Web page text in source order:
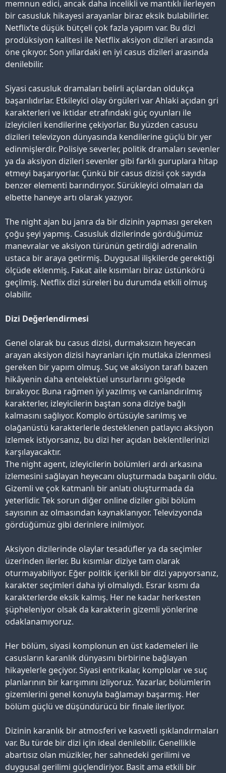
memnun edici, ancak daha incelikli ve mantıklı ilerleyen
bir casusluk hikayesi arayanlar biraz eksik bulabilirler.
Netflix’te düşük bütçeli çok fazla yapım var. Bu dizi
prodüksiyon kalitesi ile Netflix aksiyon dizileri arasında
öne çıkıyor. Son yıllardaki en iyi casus dizileri arasında
denilebilir.
Siyasi casusluk dramaları belirli açılardan oldukça
başarılıdırlar. Etkileyici olay örgüleri var Ahlaki açıdan gri
karakterleri ve iktidar etrafındaki güç oyunları ile
izleyicileri kendilerine çekiyorlar. Bu yüzden casusu
dizileri televizyon dünyasında kendilerine güçlü bir yer
edinmişlerdir. Polisiye severler, politik dramaları sevenler
ya da aksiyon dizileri sevenler gibi farklı guruplara hitap
etmeyi başarıyorlar. Çünkü bir casus dizisi çok sayıda
benzer elementi barındırıyor. Sürükleyici olmaları da
elbette haneye artı olarak yazıyor.
The night ajan bu janra da bir dizinin yapması gereken
çoğu şeyi yapmış. Casusluk dizilerinde gördüğümüz
manevralar ve aksiyon türünün getirdiği adrenalin
ustaca bir araya getirmiş. Duygusal ilişkilerde gerektiği
ölçüde eklenmiş. Fakat aile kısımları biraz üstünkörü
geçilmiş. Netflix dizi süreleri bu durumda etkili olmuş
olabilir.
Dizi Değerlendirmesi
Genel olarak bu casus dizisi, durmaksızın heyecan
arayan aksiyon dizisi hayranları için mutlaka izlenmesi
gereken bir yapım olmuş. Suç ve aksiyon tarafı bazen
hikâyenin daha entelektüel unsurlarını gölgede
bırakıyor. Buna rağmen iyi yazılmış ve canlandırılmış
karakterler, izleyicilerin baştan sona diziye bağlı
kalmasını sağlıyor. Komplo örtüsüyle sarılmış ve
olağanüstü karakterlerle desteklenen patlayıcı aksiyon
izlemek istiyorsanız, bu dizi her açıdan beklentilerinizi
karşılayacaktır.
The night agent, izleyicilerin bölümleri ardı arkasına
izlemesini sağlayan heyecanı oluşturmada başarılı oldu.
Gizemli ve çok katmanlı bir anlatı oluşturmada da
yeterlidir. Tek sorun diğer online diziler gibi bölüm
sayısının az olmasından kaynaklanıyor. Televizyonda
gördüğümüz gibi derinlere inilmiyor.
Aksiyon dizilerinde olaylar tesadüfler ya da seçimler
üzerinden ilerler. Bu kısımlar diziye tam olarak
oturmayabiliyor. Eğer politik içerikli bir dizi yapıyorsanız,
karakter seçimleri daha iyi olmalıydı. Esrar kısmı da
karakterlerde eksik kalmış. Her ne kadar herkesten
şüpheleniyor olsak da karakterin gizemli yönlerine
odaklanamıyoruz.
Her bölüm, siyasi komplonun en üst kademeleri ile
casusların karanlık dünyasını birbirine bağlayan
hikayelerle geçiyor. Siyasi entrikalar, komplolar ve suç
planlarının bir karışımını izliyoruz. Yazarlar, bölümlerin
gizemlerini genel konuyla bağlamayı başarmış. Her
bölüm güçlü ve düşündürücü bir finale ilerliyor.
Dizinin karanlık bir atmosferi ve kasvetli ışıklandırmaları
var. Bu türde bir dizi için ideal denilebilir. Genellikle
abartısız olan müzikler, her sahnedeki gerilimi ve
duygusal gerilimi güçlendiriyor. Basit ama etkili bir